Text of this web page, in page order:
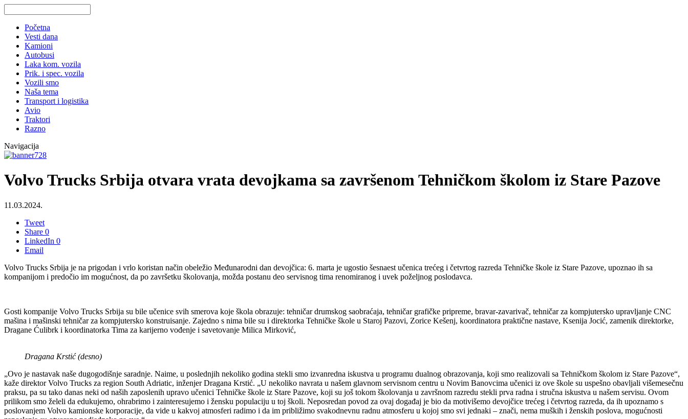
Početna
Vesti dana
Kamioni
Autobusi
Laka kom. vozila
Prik. i spec. vozila
Vozili smo
Naša tema
Transport i logistika
Avio
Traktori
Razno
Navigacija
Volvo Trucks Srbija otvara vrata devojkama sa završenom Tehničkom školom iz Stare Pazove
11.03.2024.
Tweet
Share 0
LinkedIn 0
Email
Volvo Trucks Srbija je na prigodan i vrlo koristan način obeležio Međunarodni dan devojčica: 6. marta je ugostio šesnaest učenica trećeg i četvrtog razreda Tehničke škole iz Stare Pazove, upoznao ih sa
kompanijom i predočio im mogućnost, da po završetku školovanja, možda postanu deo servisnog tima renomiranog i uvek poželjnog poslodavca.
Gosti kompanije Volvo Trucks Srbija su bile učenice svih smerova koje škola obrazuje: tehničar drumskog saobraćaja, tehničar grafičke pripreme, bravar-zavarivač, tehničar za kompjutersko upravljanje CNC
mašina i mašinski tehničar za kompjutersko konstruisanje. Zajedno s nima bile su i direktorka Tehničke škole u Staroj Pazovi, Zorice Kešenj, koordinatora praktične nastave, Ksenija Jocić, zamenik direktorke,
Dragane Ćulibrk i koordinatorka Tima za karijerno vođenje i savetovanje Milica Mirković,
Dragana Krstić (desno)
„Ovo je nastavak naše dugogodišnje saradnje. Naime, u poslednjih nekoliko godina stekli smo izvanredna iskustva u programu dualnog obrazovanja, koji smo realizovali sa Tehničkom školom iz Stare Pazove“,
kaže direktor Volvo Trucks za region South Adriatic, inženjer Dragana Krstić. „U nekoliko navrata u našem glavnom servisnom centru u Novim Banovcima učenici iz ove škole su uspešno obavljali višemesečnu
praksu, pa su tako danas neki od naših zaposlenih upravo učenici Tehničke škole iz Stare Pazove, koji su još tokom školovanja u završnom razredu stekli prva radna i stručna iskustva u našem servisu. Ovom
prilikom smo želeli da edukujemo, ohrabrimo i zainteresujemo i žensku populaciju u toj školi. Neposredan povod za ovaj događaj je bio da motivišemo devojčice trećeg i četvrtog razreda, da ih upoznamo s
poslovanjem Volvo kamionske korporacije, da vide u kakvoj atmosferi radimo i da im približimo svakodnevnu radnu atmosferu u kojoj smo svi jednaki – znači, nema muških i ženskih poslova, mogućnosti